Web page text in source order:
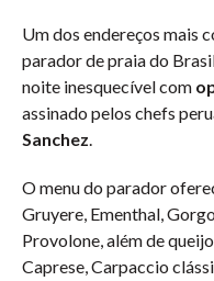
Um dos endereços mais
parador de praia do
noite inesquecível com
assinado pelos chefs
Sanchez.
O menu do parador
Gruyere, Ementhal,
Provolone, além de
Caprese, Carpaccio